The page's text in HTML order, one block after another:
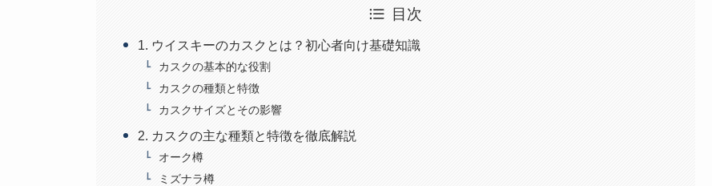
目次
1. ウイスキーのカスクとは？初心者向け基礎知識
カスクの基本的な役割
カスクの種類と特徴
カスクサイズとその影響
2. カスクの主な種類と特徴を徹底解説
オーク樽
ミズナラ樽